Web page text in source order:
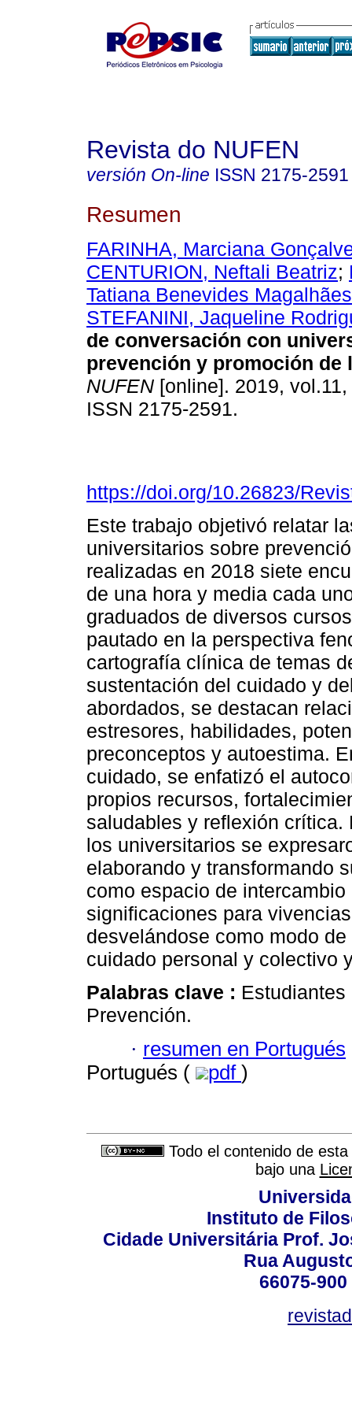
Revista do NUFEN
versión On-line ISSN 2175-2591
Resumen
FARINHA, Marciana
CENTURION, Neftali Beatriz;
Tatiana Benevides Magalhães
STEFANINI, Jaqueline
de conversación con
prevención y promoción de
NUFEN [online]. 2019,
ISSN 2175-2591.
https://doi.org/10.26823/
Este trabajo objetivó relatar
universitarios sobre
realizadas en 2018 siete
de una hora y media cada
graduados de diversos
pautado en la perspectiva
cartografía clínica de temas
sustentación del cuidado y
abordados, se destacan
estresores, habilidades,
preconceptos y autoestima.
cuidado, se enfatizó el
propios recursos,
saludables y reflexión
los universitarios se
elaborando y transformando
como espacio de
significaciones para
desvelándose como modo
cuidado personal y colectivo
Palabras clave :
Prevención.
· resumen en Portugués
Portugués (
pdf )
Todo el contenido de
bajo una
Instituto de
Cidade Universitária Prof.
Rua
66075-